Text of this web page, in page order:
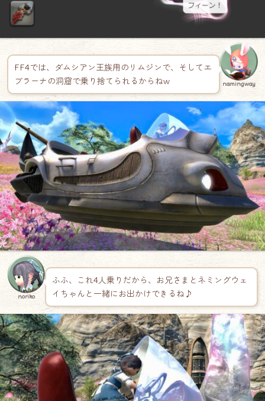
FF4では、ダムシアン王族用のリムジンで、そしてエ
ブラーナの洞窟で乗り捨てられるからねw
namingway
noriko
ふふ、これ4人乗りだから、お兄さまとネミングウェ
イちゃんと一緒にお出かけできるね♪